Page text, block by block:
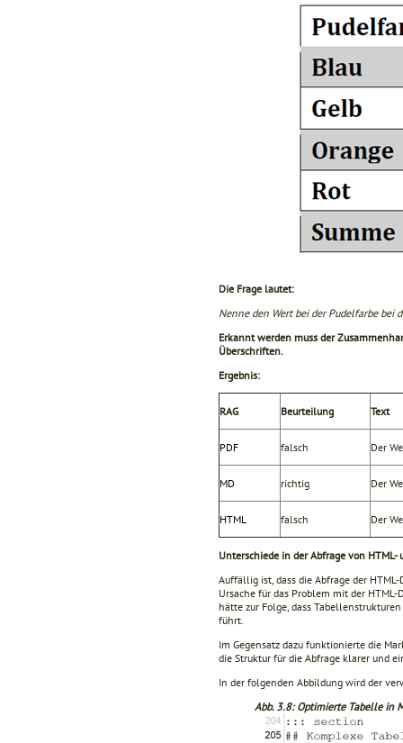
Die Frage lautet:
Nenne den Wert bei der Pudelfarbe bei
Erkannt werden muss der
Überschriften.
Ergebnis:
RAG Beurteilung Text
PDF falsch Der
MD richtig Der
HTML falsch Der
Unterschiede in der Abfrage von
Auffällig ist, dass die Abfrage der
Ursache für das Problem mit der
hätte zur Folge, dass
führt.
Im Gegensatz dazu funktionierte die
die Struktur für die Abfrage klarer und
In der folgenden Abbildung wird der
Abb. 3.8: Optimierte Tabelle in